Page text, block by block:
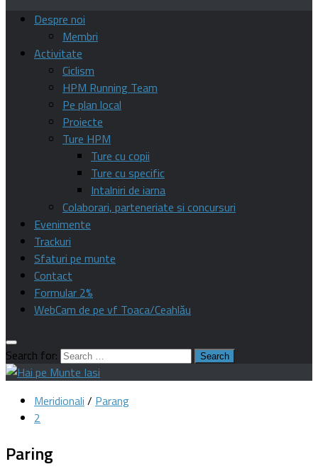
Despre noi
Membri
Activitate
Ciclism
HPM Running Team
Pe plan local
Proiecte
Ture HPM
Ture cu copii
Ture cu specific
Intalniri de iarna
Colaborari, parteneriate si concursuri
Evenimente
Trackuri
Sfaturi pe munte
Contact
Formular 2%
WebCam de pe vf Toaca/Ceahlău
Search for:
Meridionali / Parang
2
Paring